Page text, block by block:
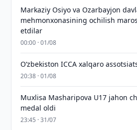
Markaziy Osiyo va Ozarbayjon
mehmonxonasining ochilish
etdilar
00:00 · 01/08
O‘zbekiston ICCA xalqaro
20:38 · 01/08
Muxlisa Masharipova U17 jahon
medal oldi
23:45 · 31/07